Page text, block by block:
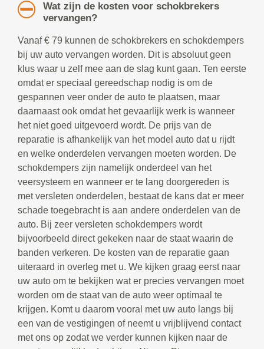
Wat zijn de kosten voor schokbrekers
vervangen?
Vanaf € 79 kunnen de schokbrekers en schokdempers
bij uw auto vervangen worden. Dit is absoluut geen
klus waar u zelf mee aan de slag kunt gaan. Ten eerste
omdat er speciaal gereedschap nodig is om de
gespannen veer onder de auto te plaatsen, maar
daarnaast ook omdat het gevaarlijk werk is wanneer
het niet goed uitgevoerd wordt. De prijs van de
reparatie is afhankelijk van het model auto dat u rijdt
en welke onderdelen vervangen moeten worden. De
schokdempers zijn namelijk onderdeel van het
veersysteem en wanneer er te lang doorgereden is
met versleten onderdelen, bestaat de kans dat er meer
schade toegebracht is aan andere onderdelen van de
auto. Bij zeer versleten schokdempers wordt
bijvoorbeeld direct gekeken naar de staat waarin de
banden verkeren. De kosten van de reparatie gaan
uiteraard in overleg met u. We kijken graag eerst naar
uw auto om te bekijken wat er precies vervangen moet
worden om de staat van de auto weer optimaal te
krijgen. Komt u daarom vooral met uw auto langs bij
een van de vestigingen of neemt u vrijblijvend contact
met ons op zodat we verder kunnen kijken naar de